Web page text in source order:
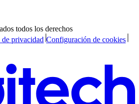
todos los derechos
privacidad Configuración de cookies